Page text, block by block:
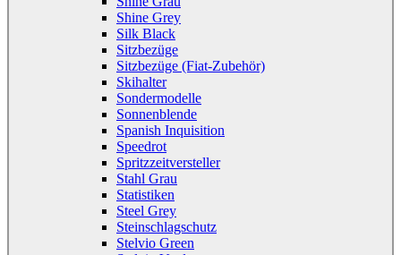
Shine Grey
Silk Black
Sitzbezüge
Sitzbezüge (Fiat-Zubehör)
Skihalter
Sondermodelle
Sonnenblende
Spanish Inquisition
Speedrot
Spritzzeitversteller
Stahl Grau
Statistiken
Steel Grey
Steinschlagschutz
Stelvio Green